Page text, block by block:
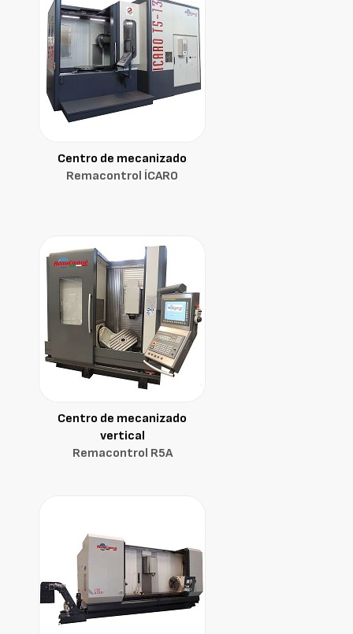
Centro de mecanizado
Remacontrol ÍCARO
Centro de mecanizado
vertical
Remacontrol R5A